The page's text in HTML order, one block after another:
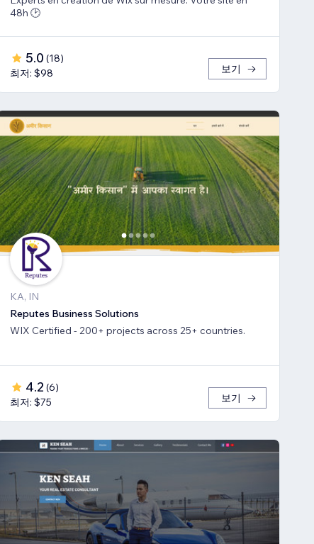
48h 🕑
5.0 (18)
최저: $98
보기
KA, IN
Reputes Business Solutions
WIX Certified - 200+ projects across 25+ countries.
4.2 (6)
최저: $75
보기